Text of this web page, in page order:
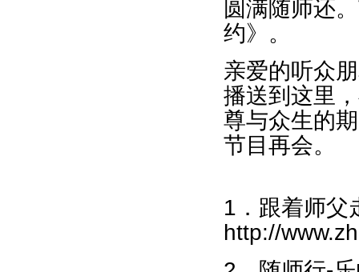
圆满随师还
约》。
亲爱的听众
播送到这里
尊与众生的
节目再会。
1．跟着师父
http://